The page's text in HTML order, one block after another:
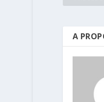
A